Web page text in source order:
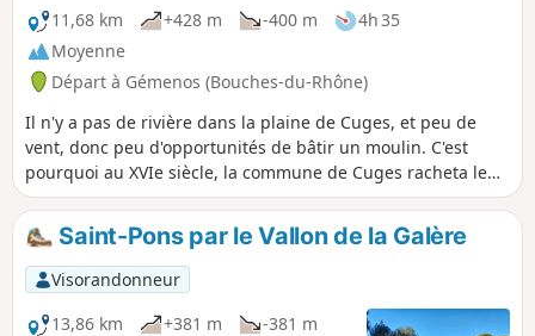
11,68 km
+428 m -400 m
4h 35
Moyenne
Départ à Gémenos (Bouches-du-Rhône)
Il n'y a pas de rivière dans la plaine de Cuges, et peu de
vent, donc peu d'opportunités de bâtir un moulin. C'est
pourquoi au XVIe siècle, la commune de Cuges racheta le
Moulin de Saint-Pons. Cette randonnée raconte cette
histoire. Elle passe par le Sentier du Blé qu'empruntaient
les habitants de Cuges pour aller moudre leur blé au
Moulin de Saint-Pons d'où ils revenaient chargés de farine.
Elle passe aussi par l'ancienne usine à papier du Paradou et
l'Abbaye de Saint-Pons avant de grimper au Jas du Brigou.
Saint-Pons par le Vallon de la Galère
Visorandonneur
13,86 km
+381 m
-381 m